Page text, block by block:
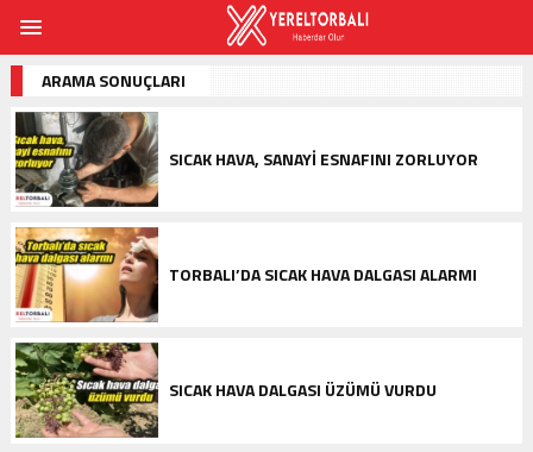
ARAMA SONUÇLARI
SICAK HAVA, SANAYI ESNAFINI ZORLUYOR
TORBALI’DA SICAK HAVA DALGASI ALARMI
SICAK HAVA DALGASI ÜZÜMÜ VURDU